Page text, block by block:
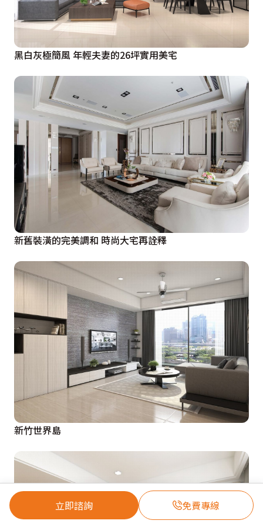
立即諮詢 免費專線
黑白灰極簡風 年輕夫妻的26坪實用美宅
新舊裝潢的完美調和 時尚大宅再詮釋
新竹世界島